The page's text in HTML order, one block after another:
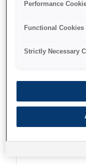
Performance
Functional Cookies
Strictly Necessary